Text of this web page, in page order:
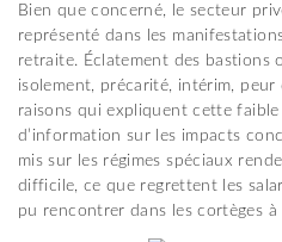
Bien que concerné, le secteur
représenté dans les
retraite. Éclatement des bastions
isolement, précarité, intérim,
raisons qui expliquent cette
d’information sur les impacts
mis sur les régimes spéciaux
difficile, ce que regrettent les
pu rencontrer dans les cortèges